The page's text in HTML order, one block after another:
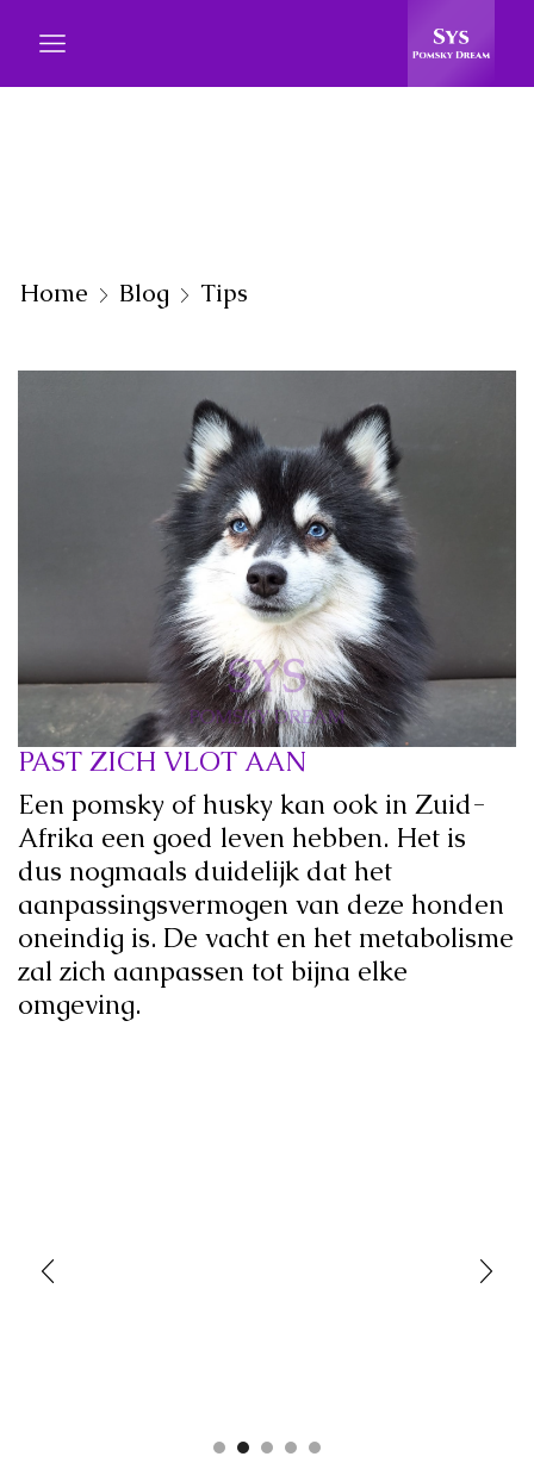
Home Blog Tips
PAST ZICH VLOT AAN
Een pomsky of husky kan ook in Zuid-
Afrika een goed leven hebben. Het is
dus nogmaals duidelijk dat het
aanpassingsvermogen van deze honden
oneindig is. De vacht en het metabolisme
zal zich aanpassen tot bijna elke
omgeving.